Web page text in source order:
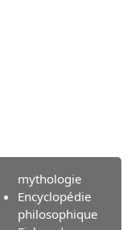
mythologie
Encyclopédie
philosophique